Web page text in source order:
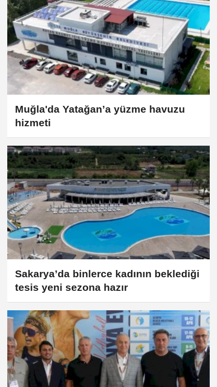
Muğla'da Yatağan’a yüzme havuzu
hizmeti
Sakarya’da binlerce kadının beklediği
tesis yeni sezona hazır